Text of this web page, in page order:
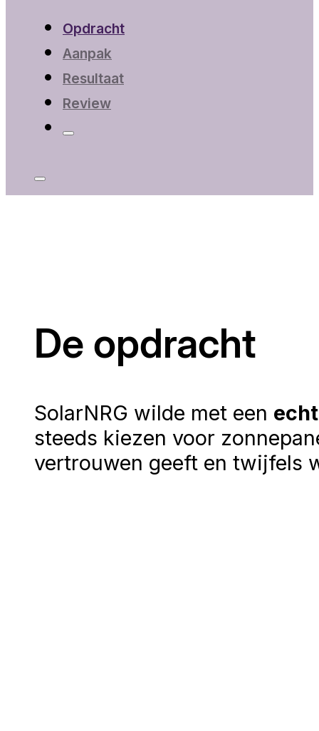
Opdracht
Aanpak
Resultaat
Review
De opdracht
SolarNRG wilde met een
steeds kiezen voor
vertrouwen geeft en twijfels